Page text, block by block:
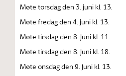
Møte torsdag den 3. juni kl. 13.
Møte fredag den 4. juni kl. 13.
Møte tirsdag den 8. juni kl. 11.
Møte tirsdag den 8. juni kl. 18.
Møte onsdag den 9. juni kl. 13.